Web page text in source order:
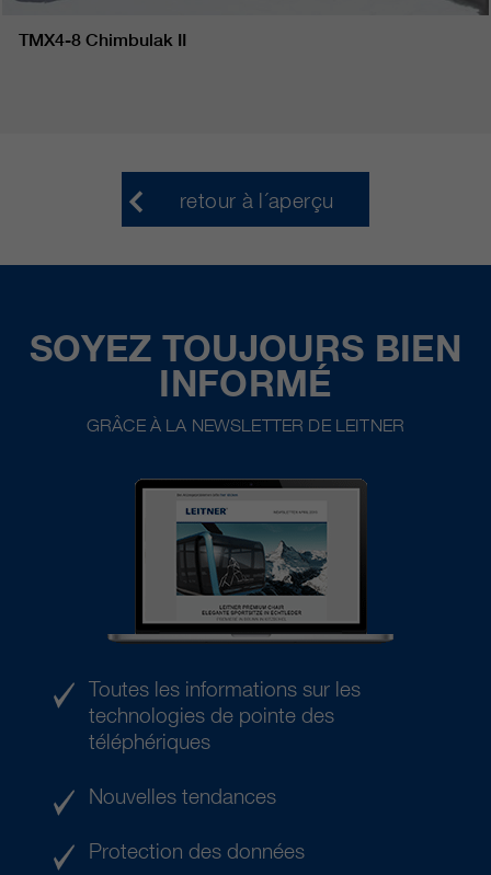
TMX4-8 Chimbulak II
retour à l´aperçu
SOYEZ TOUJOURS BIEN
INFORMÉ
GRÂCE À LA NEWSLETTER DE LEITNER
Toutes les informations sur les
technologies de pointe des
téléphériques
Nouvelles tendances
Protection des données